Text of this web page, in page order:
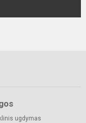
ugdymas